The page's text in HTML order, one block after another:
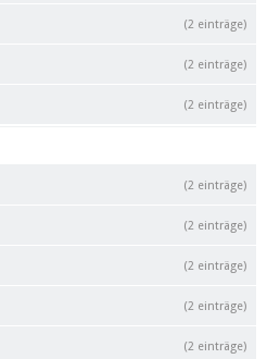
(2 einträge)
(2 einträge)
(2 einträge)
(2 einträge)
(2 einträge)
(2 einträge)
(2 einträge)
(2 einträge)